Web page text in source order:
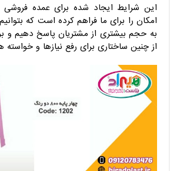
این شرایط ایجاد شده برای عمده فروشی
امکان را برای ما فراهم کرده است که
به حجم بیشتری از مشتریان پاسخ دهیم
از چنین ساختاری برای رفع نیازها و خواسته